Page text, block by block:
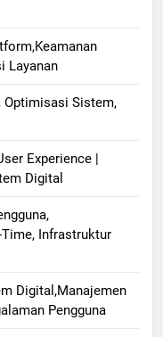
Layanan
Optimisasi Sistem,
Experience |
Digital
Time, Infrastruktur
Digital,Manajemen
Pengguna